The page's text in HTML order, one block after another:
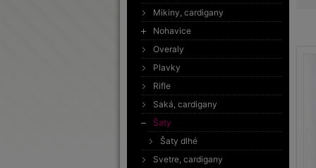
Mikiny, cardigany
Nohavice
Overaly
Plavky
Rifle
Saká, cardigany
Šaty
Šaty dlhé
Svetre, cardigany